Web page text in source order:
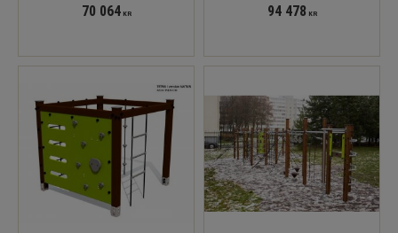
70 064KR 94 478 KR